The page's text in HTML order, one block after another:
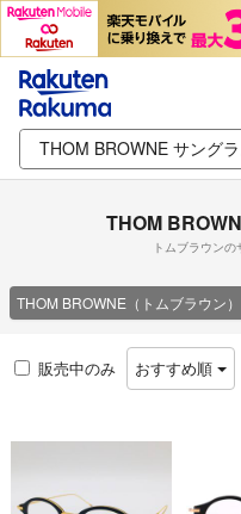
THOM
トムブラウン
THOM BROWNE（トムブラウン）
販売中のみ おすすめ順